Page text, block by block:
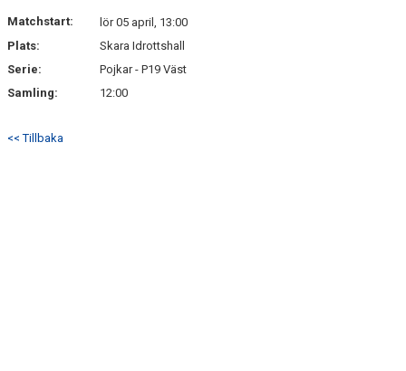
MATCHER
Matchstart:
lör 05 april, 13:00
Plats:
Skara Idrottshall
Serie:
Pojkar - P19 Väst
Samling:
12:00
<< Tillbaka